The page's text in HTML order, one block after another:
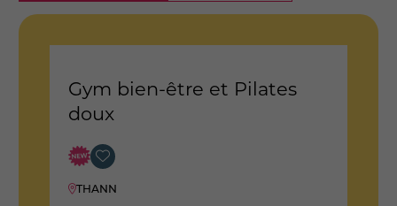
Gym bien-être et Pilates
doux
THANN